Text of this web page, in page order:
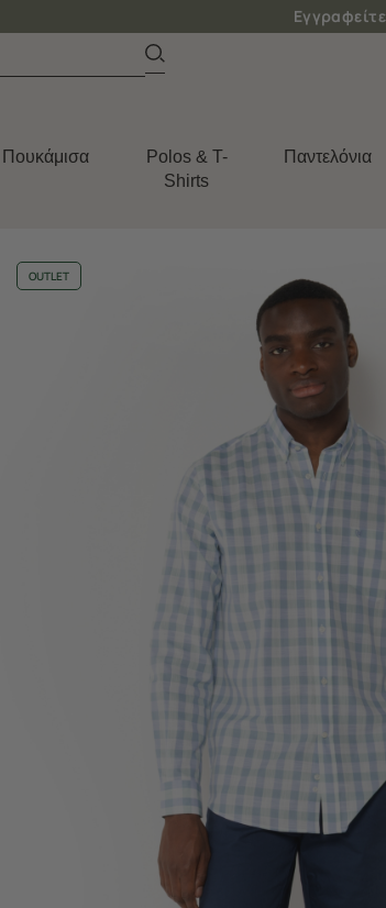
Πουκάμισα
Polos & T-
Shirts
Παντελόνια
OUTLET